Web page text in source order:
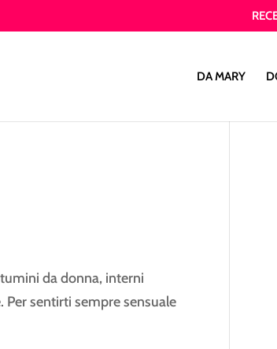
DA MARY
Products
da donna, interni
sentirti sempre sensuale